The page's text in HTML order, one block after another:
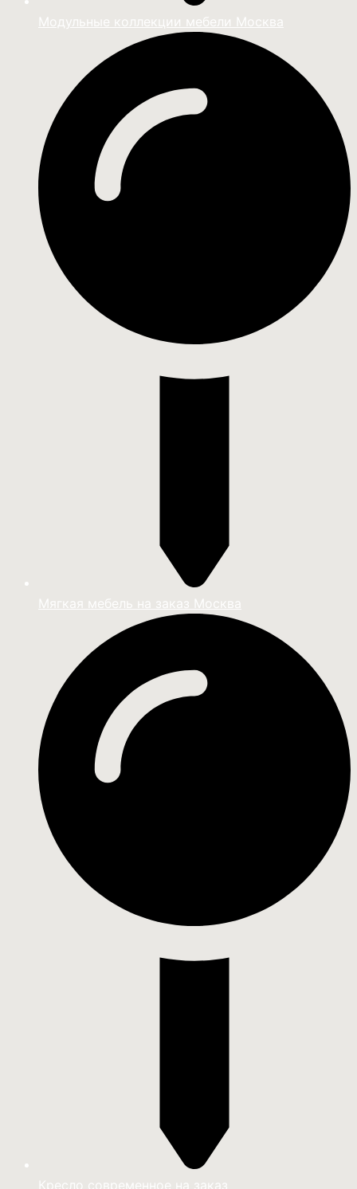
Модульные коллекции мебели Москва
Мягкая мебель на заказ Москва
Кресло современное на заказ